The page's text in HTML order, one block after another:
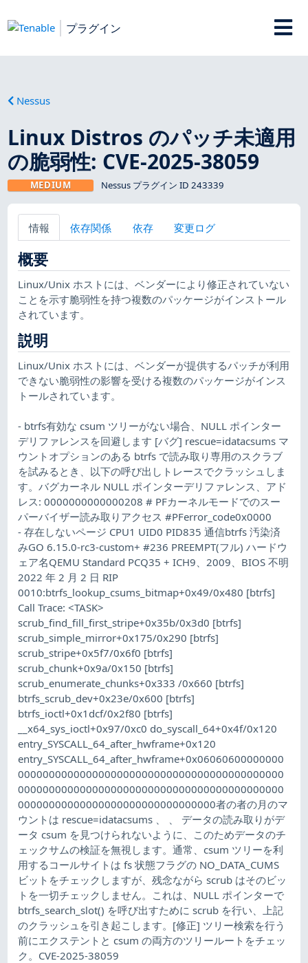
プラグイン
Nessus
Linux Distros のパッチ未適用
の脆弱性: CVE-2025-38059
MEDIUM Nessus プラグイン ID 243339
情報 依存関係 依存 変更ログ
概要
Linux/Unix ホストには、ベンダーにより修正されていない
ことを示す脆弱性を持つ複数のパッケージがインストール
されています。
説明
Linux/Unix ホストには、ベンダーが提供するパッチが利用
できない脆弱性の影響を受ける複数のパッケージがインス
トールされています。
- btrfs有効な csum ツリーがない場合、NULL ポインター
デリファレンスを回避します [バグ] rescue=idatacsums マ
ウントオプションのある btrfs で読み取り専用のスクラブ
を試みるとき、以下の呼び出しトレースでクラッシュしま
す。バグカーネル NULL ポインターデリファレンス、アド
レス: 0000000000000208 # PFカーネルモードでのスー
パーバイザー読み取りアクセス #PFerror_code0x0000
- 存在しないページ CPU1 UID0 PID835 通信btrfs 汚染済
みGO 6.15.0-rc3-custom+ #236 PREEMPT(フル) ハードウ
ェア名QEMU Standard PCQ35 + ICH9、2009、BIOS 不明
2022 年 2 月 2 日 RIP
0010:btrfs_lookup_csums_bitmap+0x49/0x480 [btrfs]
Call Trace: <TASK>
scrub_find_fill_first_stripe+0x35b/0x3d0 [btrfs]
scrub_simple_mirror+0x175/0x290 [btrfs]
scrub_stripe+0x5f7/0x6f0 [btrfs]
scrub_chunk+0x9a/0x150 [btrfs]
scrub_enumerate_chunks+0x333 /0x660 [btrfs]
btrfs_scrub_dev+0x23e/0x600 [btrfs]
btrfs_ioctl+0x1dcf/0x2f80 [btrfs]
__x64_sys_ioctl+0x97/0xc0 do_syscall_64+0x4f/0x120
entry_SYSCALL_64_after_hwframe+0x120
entry_SYSCALL_64_after_hwframe+0x06060600000000
0000000000000000000000000000000000000000000
0000000000000000000000000000000000000000000
00000000000000000000000000000000者の者の月のマ
ウントは rescue=idatacsums 、 、 データの読み取りがデ
ータ csum を見つけられないように、このためデータのチ
ェックサムの検証を無視します。通常、csum ツリーを利
用するコールサイトは fs 状態フラグの NO_DATA_CUMS
ビットをチェックしますが、残念ながら scrub はそのビッ
トを一切チェックしません。これは、NULL ポインターで
btrfs_search_slot() を呼び出すために scrub を行い、上記
のクラッシュを引き起こします。[修正] ツリー検索を行う
前にエクステントと csum の両方のツリールートをチェッ
ク。CVE-2025-38059